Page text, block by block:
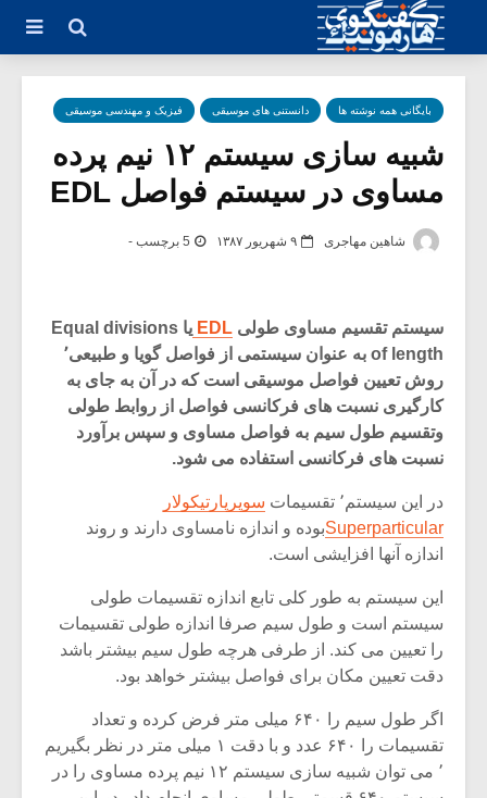
بایگانی همه نوشته ها دانستنی های موسیقی فیزیک و مهندسی موسیقی
شبیه سازی سیستم ۱۲ نیم پرده
مساوی در سیستم فواصل EDL
شاهین مهاجری ۹ شهریور ۱۳۸۷ 5 برچسب -
سیستم تقسیم مساوی طولی EDL
یا Equal divisions
of length به عنوان سیستمی از فواصل گویا و طبیعی٬
روش تعیین فواصل موسیقی است که در آن به جای به
کارگیری نسبت های فرکانسی فواصل از روابط طولی
وتقسیم طول سیم به فواصل مساوی و سپس برآورد
نسبت های فرکانسی استفاده می شود.
در این سیستم٬ تقسیمات
سوپرپارتیکولار
Superparticularبوده و اندازه نامساوی دارند و روند
اندازه آنها افزایشی است.
این سیستم به طور کلی تابع اندازه تقسیمات طولی
سیستم است و طول سیم صرفا اندازه طولی تقسیمات
را تعیین می کند. از طرفی هرچه طول سیم بیشتر باشد
دقت تعیین مکان برای فواصل بیشتر خواهد بود.
اگر طول سیم را ۶۴۰ میلی متر فرض کرده و تعداد
تقسیمات را ۶۴۰ عدد و با دقت ۱ میلی متر در نظر بگیریم
٬ می توان شبیه سازی سیستم ۱۲ نیم پرده مساوی را در